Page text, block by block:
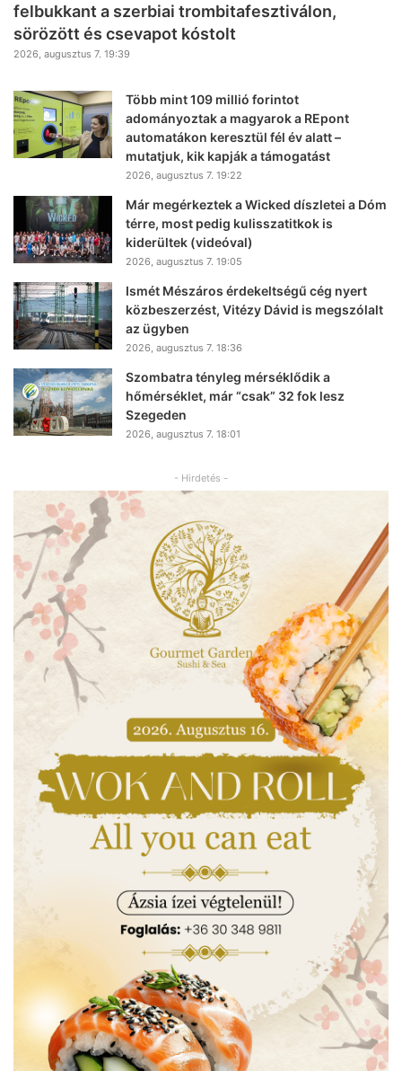
felbukkant a szerbiai trombitafesztiválon,
sörözött és csevapot kóstolt
2026, augusztus 7. 19:39
Több mint 109 millió forintot
adományoztak a magyarok a REpont
automatákon keresztül fél év alatt –
mutatjuk, kik kapják a támogatást
2026, augusztus 7. 19:22
Már megérkeztek a Wicked díszletei a Dóm
térre, most pedig kulisszatitkok is
kiderültek (videóval)
2026, augusztus 7. 19:05
Ismét Mészáros érdekeltségű cég nyert
közbeszerzést, Vitézy Dávid is megszólalt
az ügyben
2026, augusztus 7. 18:36
Szombatra tényleg mérséklődik a
hőmérséklet, már “csak” 32 fok lesz
Szegeden
2026, augusztus 7. 18:01
- Hirdetés -